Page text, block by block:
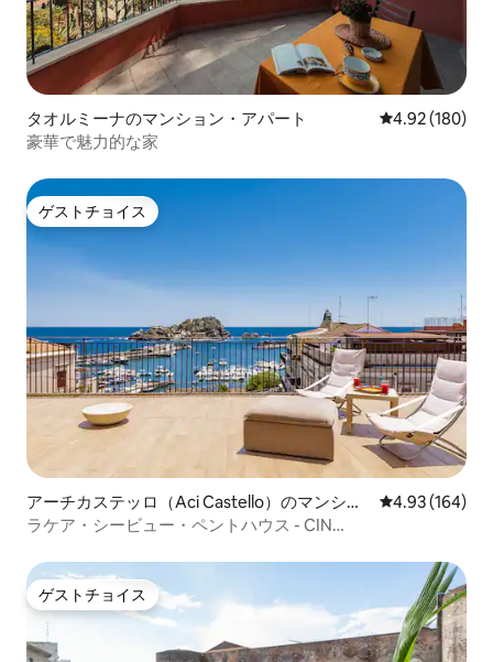
タオルミーナのマンション・アパート レビュー180
4.92 (180)
豪華で魅力的な家
ゲストチョイス
ゲストチョイス
アーチカステッロ（Aci Castello）のマンショ
ン・アパート
レビュー164
4.93 (164)
ラケア・シービュー・ペントハウス - CIN
ゲストチョイス
ゲストチョイス